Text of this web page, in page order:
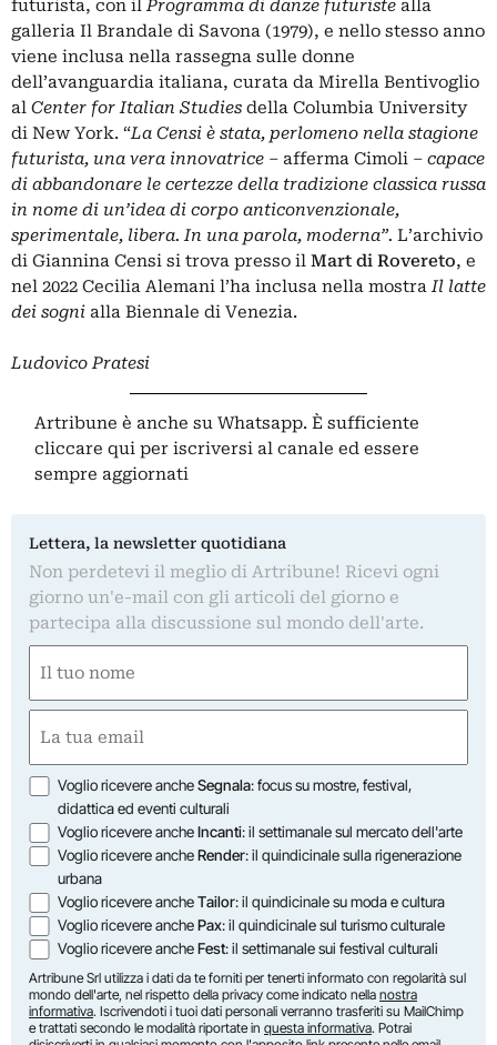
futurista, con ilProgramma di danze futuriste alla
galleria Il Brandale di Savona (1979), e nello stesso anno
viene inclusa nella rassegna sulle donne
dell’avanguardia italiana, curata da Mirella Bentivoglio
al Center for Italian Studies della Columbia University
di New York. “La Censi è stata, perlomeno nella stagione
futurista, una vera innovatrice – afferma Cimoli – capace
di abbandonare le certezze della tradizione classica russa
in nome di un’idea di corpo anticonvenzionale,
sperimentale, libera. In una parola, moderna”. L’archivio
di Giannina Censi si trova presso il Mart di Rovereto, e
nel 2022 Cecilia Alemani l’ha inclusa nella mostraIl latte
dei sogni alla Biennale di Venezia.
Ludovico Pratesi
Artribune è anche su Whatsapp. È sufficiente
cliccare qui per iscriversi al canale ed essere
sempre aggiornati
Lettera, la newsletter quotidiana
Non perdetevi il meglio di Artribune! Ricevi ogni
giorno un'e-mail con gli articoli del giorno e
partecipa alla discussione sul mondo dell'arte.
(Required)
First
(Required)
Opzioni
Voglio ricevere ancheSegnala: focus su mostre, festival,
didattica ed eventi culturali
Voglio ricevere ancheIncanti: il settimanale sul mercato dell'arte
Voglio ricevere ancheRender: il quindicinale sulla rigenerazione
urbana
Voglio ricevere ancheTailor: il quindicinale su moda e cultura
Voglio ricevere anchePax: il quindicinale sul turismo culturale
Voglio ricevere ancheFest: il settimanale sui festival culturali
Artribune Srl utilizza i dati da te forniti per tenerti informato con regolarità sul
mondo dell'arte, nel rispetto della privacy come indicato nella nostra
informativa. Iscrivendoti i tuoi dati personali verranno trasferiti su MailChimp
e trattati secondo le modalità riportate in questa informativa. Potrai